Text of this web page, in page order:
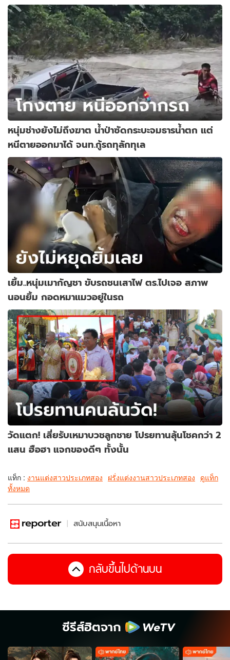
หนุ่มช่างยังไม่ถึงฆาต น้ำป่าซัดกระบะจมธารน้ำตก แต่
หนีตายออกมาได้ จนท.กู้รถทุลักทุเล
เยิ้ม..หนุ่มเมากัญชา ขับรถชนเสาไฟ ตร.ไปเจอ สภาพ
นอนยิ้ม กอดหมาแมวอยู่ในรถ
วัดแตก! เสี่ยรับเหมาบวชลูกชาย โปรยทานลุ้นโชคกว่า 2
แสน ฮือฮา แจกของดีๆ ทั้งนั้น
แท็ก : งานแต่งสาวประเภทสอง ฝรั่งแต่งงานสาวประเภทสอง ดูแท็ก
ทั้งหมด
สนับสนุนเนื้อหา
กลับขึ้นไปด้านบน
ซีรีส์ฮิตจาก